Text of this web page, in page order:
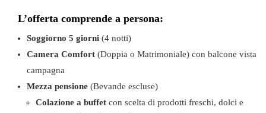
L’offerta comprende a persona:
Soggiorno 5 giorni (4 notti)
Camera Comfort (Doppia o Matrimoniale) con balcone vista
campagna
Mezza pensione (Bevande escluse)
Colazione a buffet con scelta di prodotti freschi, dolci e